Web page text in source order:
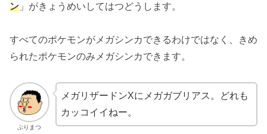
ン 」がきょうめいしてはつどうします。
すべてのポケモンがメガシンカできるわけではなく、きめ
られたポケモンのみメガシンカできます。
ぷりまつ
メガリザードンXにメガガブリアス。どれも
カッコイイねー。